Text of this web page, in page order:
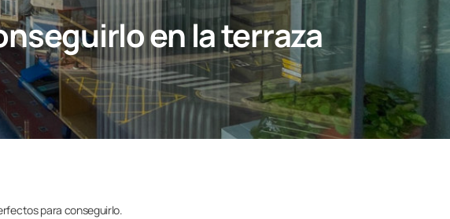
en la terraza
para conseguirlo.